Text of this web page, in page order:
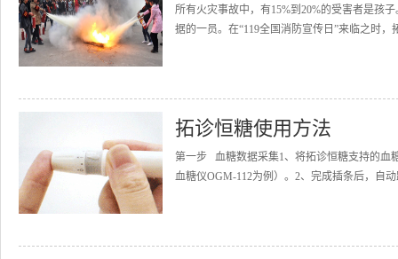
所有火灾事故中，有15%到20%的受害者是孩
据的一员。在“119全国消防宣传日”来临之时
拓诊恒糖使用方法
第一步 血糖数据采集1、将拓诊恒糖支持的血
血糖仪OGM-112为例）。2、完成插条后，自